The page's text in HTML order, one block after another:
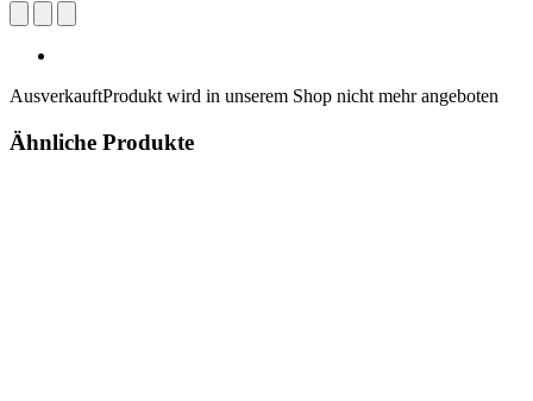
AusverkauftProdukt wird in unserem Shop nicht mehr angeboten
Ähnliche Produkte